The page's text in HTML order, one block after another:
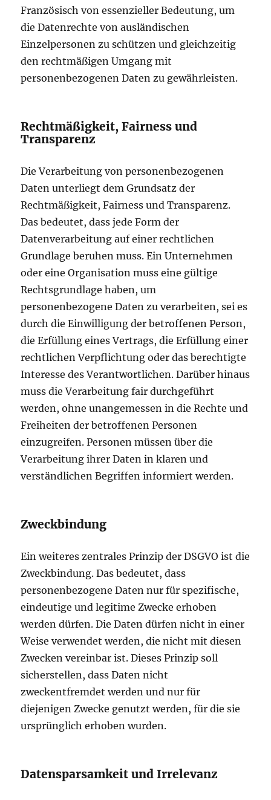
Französisch von essenzieller Bedeutung, um
die Datenrechte von ausländischen
Einzelpersonen zu schützen und gleichzeitig
den rechtmäßigen Umgang mit
personenbezogenen Daten zu gewährleisten.
Rechtmäßigkeit, Fairness und
Transparenz
Die Verarbeitung von personenbezogenen
Daten unterliegt dem Grundsatz der
Rechtmäßigkeit, Fairness und Transparenz.
Das bedeutet, dass jede Form der
Datenverarbeitung auf einer rechtlichen
Grundlage beruhen muss. Ein Unternehmen
oder eine Organisation muss eine gültige
Rechtsgrundlage haben, um
personenbezogene Daten zu verarbeiten, sei es
durch die Einwilligung der betroffenen Person,
die Erfüllung eines Vertrags, die Erfüllung einer
rechtlichen Verpflichtung oder das berechtigte
Interesse des Verantwortlichen. Darüber hinaus
muss die Verarbeitung fair durchgeführt
werden, ohne unangemessen in die Rechte und
Freiheiten der betroffenen Personen
einzugreifen. Personen müssen über die
Verarbeitung ihrer Daten in klaren und
verständlichen Begriffen informiert werden.
Zweckbindung
Ein weiteres zentrales Prinzip der DSGVO ist die
Zweckbindung. Das bedeutet, dass
personenbezogene Daten nur für spezifische,
eindeutige und legitime Zwecke erhoben
werden dürfen. Die Daten dürfen nicht in einer
Weise verwendet werden, die nicht mit diesen
Zwecken vereinbar ist. Dieses Prinzip soll
sicherstellen, dass Daten nicht
zweckentfremdet werden und nur für
diejenigen Zwecke genutzt werden, für die sie
ursprünglich erhoben wurden.
Datensparsamkeit und Irrelevanz